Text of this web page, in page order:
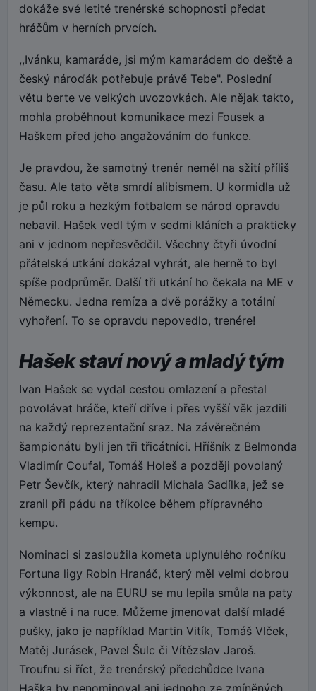
dokáže své letité trenérské schopnosti předat
hráčům v herních prvcích.
,,Ivánku, kamaráde, jsi mým kamarádem do deště a
český nároďák potřebuje právě Tebe". Poslední
větu berte ve velkých uvozovkách. Ale nějak takto,
mohla proběhnout komunikace mezi Fousek a
Haškem před jeho angažováním do funkce.
Je pravdou, že samotný trenér neměl na sžití příliš
času. Ale tato věta smrdí alibismem. U kormidla už
je půl roku a hezkým fotbalem se národ opravdu
nebavil. Hašek vedl tým v sedmi kláních a prakticky
ani v jednom nepřesvědčil. Všechny čtyři úvodní
přátelská utkání dokázal vyhrát, ale herně to byl
spíše podprůměr. Další tři utkání ho čekala na ME v
Německu. Jedna remíza a dvě porážky a totální
vyhoření. To se opravdu nepovedlo, trenére!
Hašek staví nový a mladý tým
Ivan Hašek se vydal cestou omlazení a přestal
povolávat hráče, kteří dříve i přes vyšší věk jezdili
na každý reprezentační sraz. Na závěrečném
šampionátu byli jen tři třicátníci. Hříšník z Belmonda
Vladimír Coufal, Tomáš Holeš a později povolaný
Petr Ševčík, který nahradil Michala Sadílka, jež se
zranil při pádu na tříkolce během přípravného
kempu.
Nominaci si zasloužila kometa uplynulého ročníku
Fortuna ligy Robin Hranáč, který měl velmi dobrou
výkonnost, ale na EURU se mu lepila smůla na paty
a vlastně i na ruce. Můžeme jmenovat další mladé
pušky, jako je například Martin Vitík, Tomáš Vlček,
Matěj Jurásek, Pavel Šulc či Vítězslav Jaroš.
Troufnu si říct, že trenérský předchůdce Ivana
Haška by nenominoval ani jednoho ze zmíněných.